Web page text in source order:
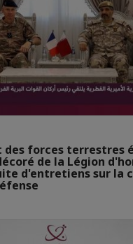
des forces terrestres
de la Légion
d'entretiens sur la